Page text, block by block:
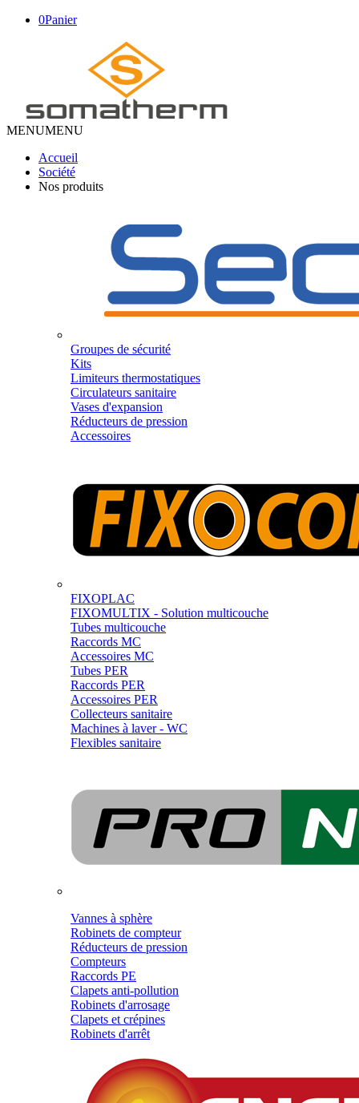
0Panier
MENUMENU
Accueil
Société
Nos produits
Groupes de sécurité
Kits
Limiteurs thermostatiques
Circulateurs sanitaire
Vases d'expansion
Réducteurs de pression
Accessoires
FIXOPLAC
FIXOMULTIX - Solution multicouche
Tubes multicouche
Raccords MC
Accessoires MC
Tubes PER
Raccords PER
Accessoires PER
Collecteurs sanitaire
Machines à laver - WC
Flexibles sanitaire
Vannes à sphère
Robinets de compteur
Réducteurs de pression
Compteurs
Raccords PE
Clapets anti-pollution
Robinets d'arrosage
Clapets et crépines
Robinets d'arrêt